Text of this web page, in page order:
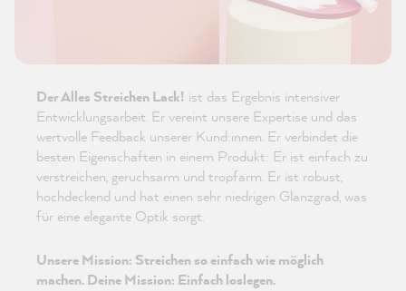
Der Alles Streichen Lack! ist das Ergebnis intensiver
Entwicklungsarbeit. Er vereint unsere Expertise und das
wertvolle Feedback unserer Kund:innen. Er verbindet die
besten Eigenschaften in einem Produkt: Er ist einfach zu
verstreichen, geruchsarm und tropfarm. Er ist robust,
hochdeckend und hat einen sehr niedrigen Glanzgrad, was
für eine elegante Optik sorgt.
Unsere Mission: Streichen so einfach wie möglich
machen. Deine Mission: Einfach loslegen.